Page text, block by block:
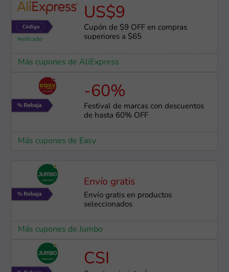
US$9
Cupón de $9 OFF en compras
superiores a $65
Más cupones de AliExpress
-60%
Festival de marcas con descuentos
de hasta 60% OFF
Más cupones de Easy
Envío gratis
Envío gratis en productos
seleccionados
Más cupones de Jumbo
CSI